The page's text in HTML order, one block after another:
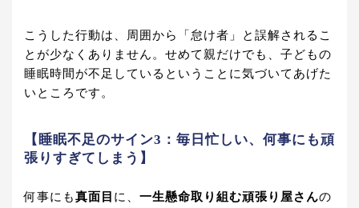
こうした行動は、周囲から「怠け者」と誤解されるこ
とが少なくありません。せめて親だけでも、子どもの
睡眠時間が不足しているということに気づいてあげた
いところです。
【睡眠不足のサイン3：毎日忙しい、何事にも頑
張りすぎてしまう】
何事にも真面目 に、 一生懸命取り組む頑張り屋さんの